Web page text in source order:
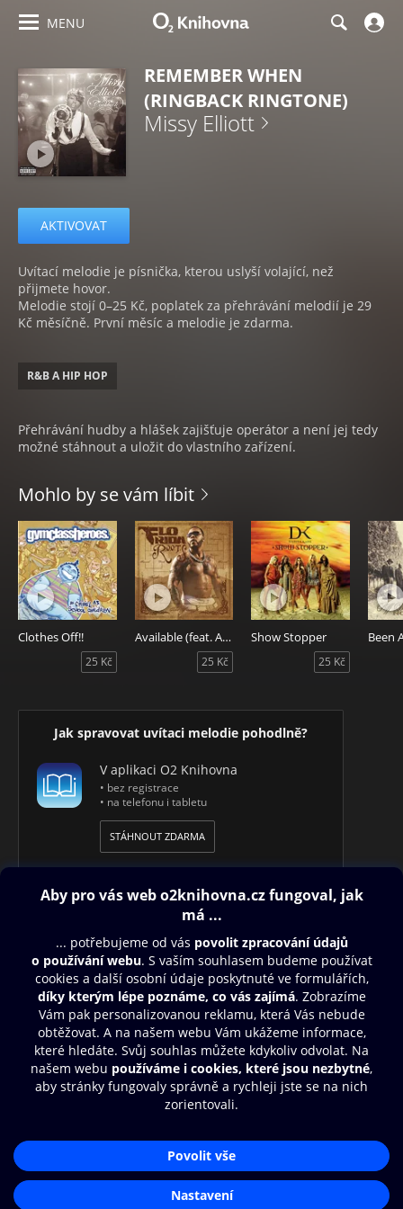
MENU
REMEMBER WHEN
(RINGBACK RINGTONE)
Missy Elliott
AKTIVOVAT
Uvítací melodie je písnička, kterou uslyší volající, než
přijmete hovor.
Melodie stojí 0–25 Kč, poplatek za přehrávání melodií je 29
Kč měsíčně. První měsíc a melodie je zdarma.
R&B A HIP HOP
Přehrávání hudby a hlášek zajišťuje operátor a není jej tedy
možné stáhnout a uložit do vlastního zařízení.
Mohlo by se vám líbit
Clothes Off!!
25 Kč
Available (feat. Akon)
25 Kč
Show Stopper
25 Kč
Jak spravovat uvítaci melodie pohodlně?
V aplikaci O2 Knihovna
• bez registrace
• na telefonu i tabletu
STÁHNOUT ZDARMA
Obsah ke stažení
Moje O2 Knihovna
Další zábava
© O2 Czech Republic a.s.
Zásady zpracování osobních údajůAplikace O2 Knihovna
Čti a poslouchej své e-knihy a